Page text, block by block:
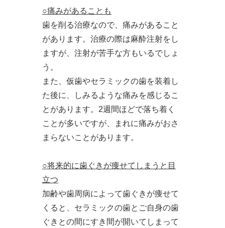
○痛みがあることも
歯を削る治療なので、痛みがあること
があります。治療の際は麻酔注射をし
ますが、注射が苦手な方もいるでしょ
う。
また、仮歯やセラミックの歯を装着し
た後に、しみるような痛みを感じるこ
とがあります。2週間ほどで落ち着く
ことが多いですが、まれに痛みがおさ
まらないことがあります。
○将来的に歯ぐきが痩せてしまうと目
立つ
加齢や歯周病によって歯ぐきが痩せて
くると、セラミックの歯とご自身の歯
ぐきとの間にすき間が開いてしまって